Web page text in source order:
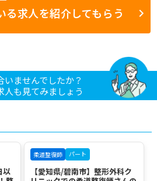
る求人を紹介してもらう
いませんでしたか？
人も見てみましょう
以
柔道整復師 パート
【愛知県/碧南市】整形外科ク